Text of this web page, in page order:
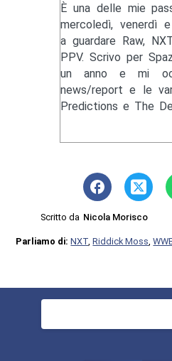
È una delle mie
mercoledì, venerdì
a guardare Raw,
PPV. Scrivo per
un anno e mi
news/report e le
Predictions e The
Scritto da Nicola Morisco
Parliamo di:NXT ,Riddick Moss ,